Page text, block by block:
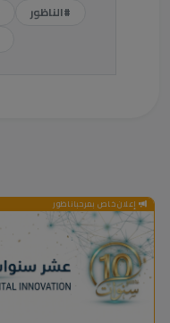
#الناظور
إعلان خاص بمرحباناظور